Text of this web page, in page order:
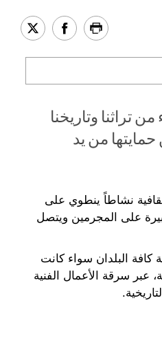
تراثنا وتاريخنا
حمايتها من يد
نشاطاً ينطوي على
على المجرمين ويتصل
البلدان سواء كانت
عبر سرقة الأعمال الفنية